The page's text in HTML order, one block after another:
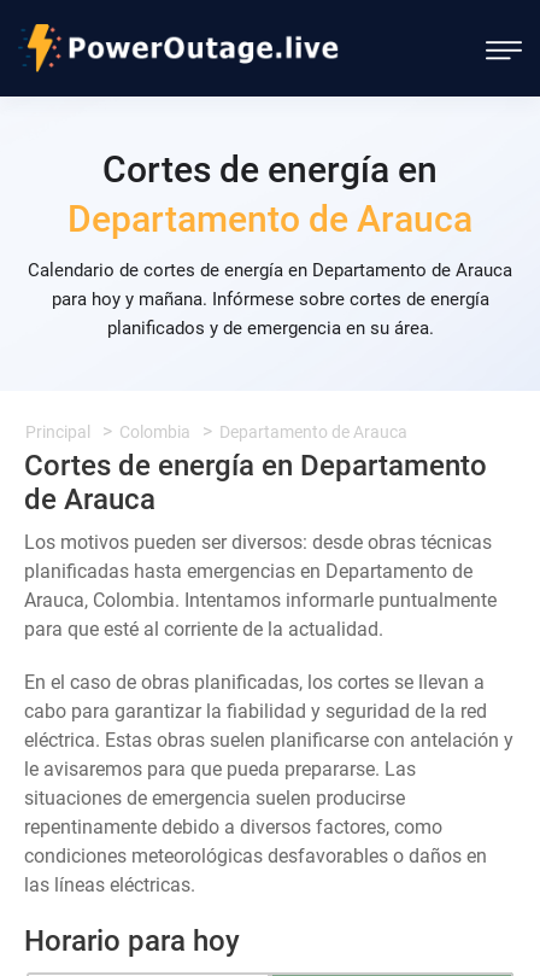
Cortes de energía en
Departamento de Arauca
Calendario de cortes de energía en Departamento de Arauca
para hoy y mañana. Infórmese sobre cortes de energía
planificados y de emergencia en su área.
Principal Colombia Departamento de Arauca
Cortes de energía en Departamento
de Arauca
Los motivos pueden ser diversos: desde obras técnicas
planificadas hasta emergencias en Departamento de
Arauca, Colombia. Intentamos informarle puntualmente
para que esté al corriente de la actualidad.
En el caso de obras planificadas, los cortes se llevan a
cabo para garantizar la fiabilidad y seguridad de la red
eléctrica. Estas obras suelen planificarse con antelación y
le avisaremos para que pueda prepararse. Las
situaciones de emergencia suelen producirse
repentinamente debido a diversos factores, como
condiciones meteorológicas desfavorables o daños en
las líneas eléctricas.
Horario para hoy